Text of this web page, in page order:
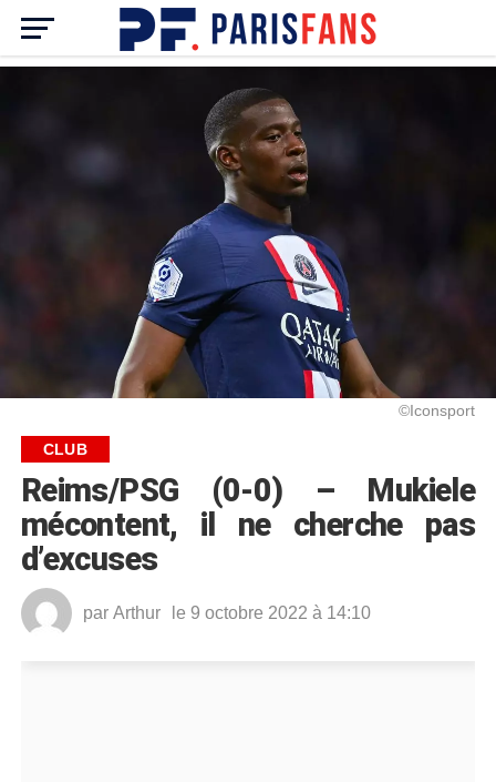
©Iconsport
CLUB
Reims/PSG (0-0) – Mukiele
mécontent, il ne cherche pas
d’excuses
par Arthur le 9 octobre 2022 à 14:10